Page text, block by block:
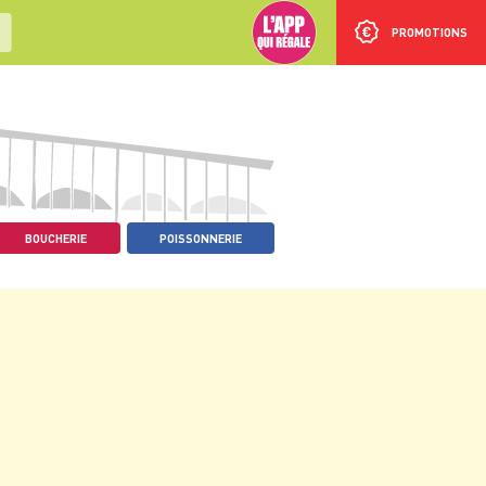
PROMOTIONS
BOUCHERIE POISSONNERIE